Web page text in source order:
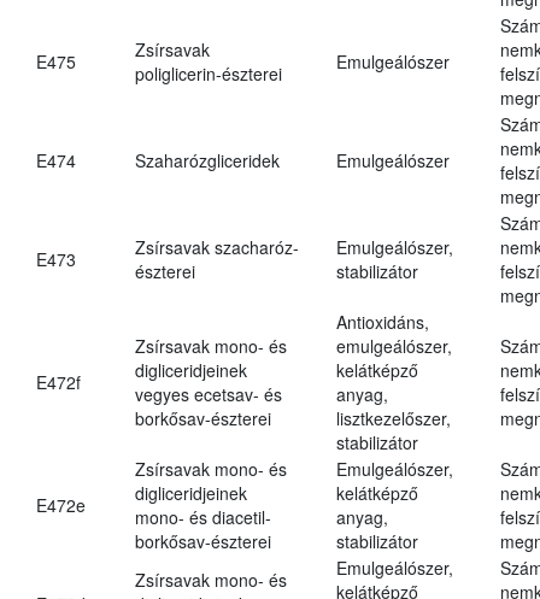
E475
Zsírsavak
poliglicerin-észterei
Emulgeálószer
E474 Szaharózgliceridek Emulgeálószer
E473
Zsírsavak szacharóz-
észterei
Emulgeálószer,
stabilizátor
E472f
Zsírsavak mono- és
digliceridjeinek
vegyes ecetsav- és
borkősav-észterei
Antioxidáns,
emulgeálószer,
kelátképző
anyag,
lisztkezelőszer,
stabilizátor
E472e
Zsírsavak mono- és
digliceridjeinek
mono- és diacetil-
borkősav-észterei
Emulgeálószer,
kelátképző
anyag,
stabilizátor
Zsírsavak mono- és
Emulgeálószer,
kelátképző